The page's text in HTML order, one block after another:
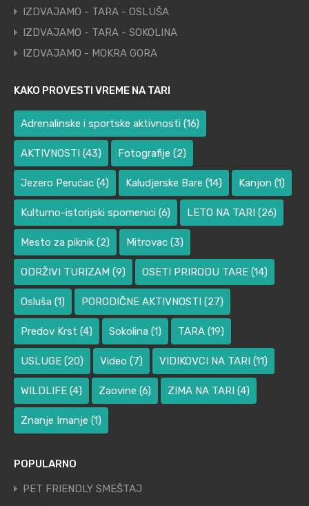
IZDVAJAMO - TARA - OSLUŠA
IZDVAJAMO - TARA - SOKOLINA
IZDVAJAMO - MOKRA GORA
KAKO PROVESTI VREME NA TARI
Adrenalinske i sportske aktivnosti (16)
AKTIVNOSTI (43) Fotografije (2)
Jezero Perućac (4) Kaludjerske Bare (14) Kanjon (1)
Kulturno-istorijski spomenici (6) LETO NA TARI (26)
Mesto za piknik (2) Mitrovac (3)
ODRŽIVI TURIZAM (9) OSETI PRIRODU TARE (14)
Osluša (1) PORODIČNE AKTIVNOSTI (27)
Predov Krst (4) Sokolina (1) TARA (19)
USLUGE (20) Video (7) VIDIKOVCI NA TARI (11)
WILDLIFE (4) Zaovine (6) ZIMA NA TARI (4)
Znanje Imanje (1)
POPULARNO
PET FRIENDLY SMEŠTAJ